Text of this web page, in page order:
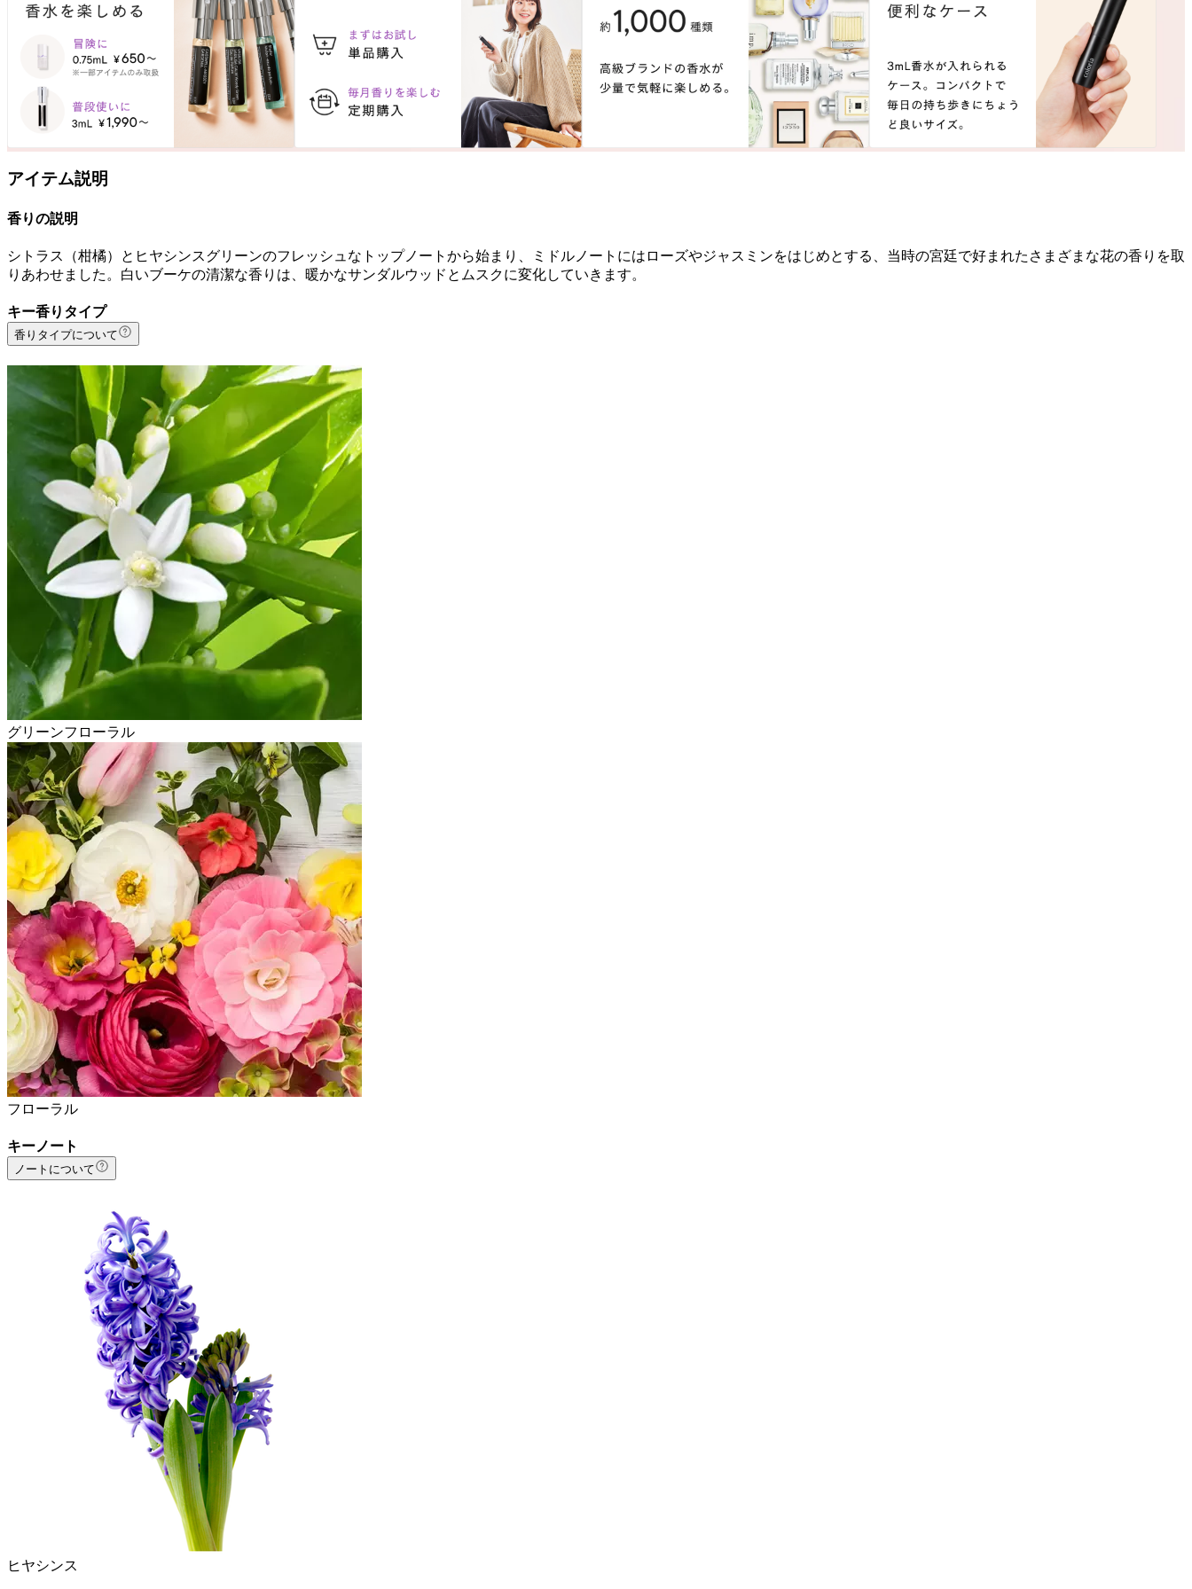
アイテム説明
香りの説明
シトラス（柑橘）とヒヤシンスグリーンのフレッシュなトップノートから始まり、ミドルノートにはローズやジャスミンをはじめとする、当時の宮廷で好まれたさまざまな花の香りを取
りあわせました。白いブーケの清潔な香りは、暖かなサンダルウッドとムスクに変化していきます。
キー香りタイプ
香りタイプについて
グリーンフローラル
フローラル
キーノート
ノートについて
ヒヤシンス